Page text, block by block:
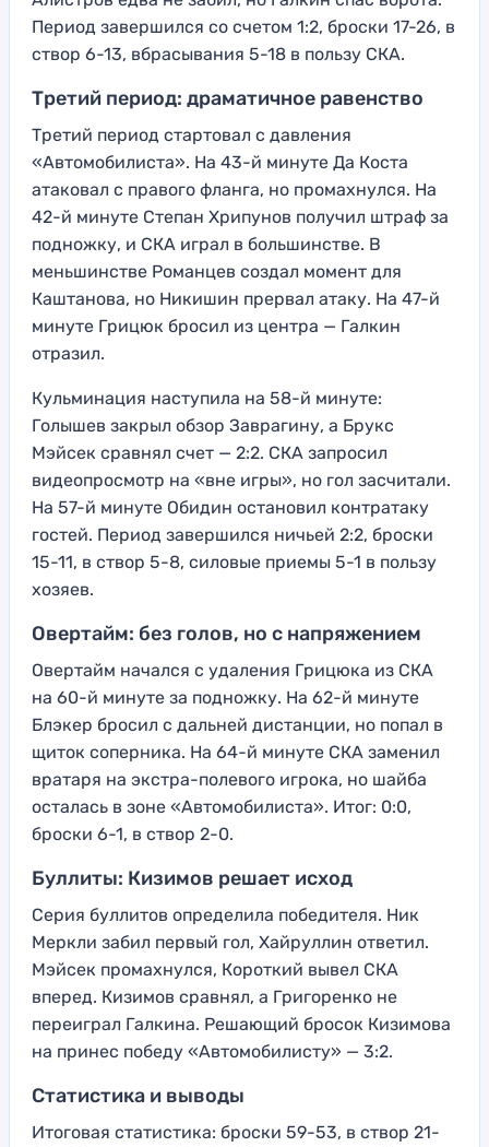
Период завершился со счетом 1:2, броски 17-26, в
створ 6-13, вбрасывания 5-18 в пользу СКА.
Третий период: драматичное равенство
Третий период стартовал с давления
«Автомобилиста». На 43-й минуте Да Коста
атаковал с правого фланга, но промахнулся. На
42-й минуте Степан Хрипунов получил штраф за
подножку, и СКА играл в большинстве. В
меньшинстве Романцев создал момент для
Каштанова, но Никишин прервал атаку. На 47-й
минуте Грицюк бросил из центра — Галкин
отразил.
Кульминация наступила на 58-й минуте:
Голышев закрыл обзор Заврагину, а Брукс
Мэйсек сравнял счет — 2:2. СКА запросил
видеопросмотр на «вне игры», но гол засчитали.
На 57-й минуте Обидин остановил контратаку
гостей. Период завершился ничьей 2:2, броски
15-11, в створ 5-8, силовые приемы 5-1 в пользу
хозяев.
Овертайм: без голов, но с напряжением
Овертайм начался с удаления Грицюка из СКА
на 60-й минуте за подножку. На 62-й минуте
Блэкер бросил с дальней дистанции, но попал в
щиток соперника. На 64-й минуте СКА заменил
вратаря на экстра-полевого игрока, но шайба
осталась в зоне «Автомобилиста». Итог: 0:0,
броски 6-1, в створ 2-0.
Буллиты: Кизимов решает исход
Серия буллитов определила победителя. Ник
Меркли забил первый гол, Хайруллин ответил.
Мэйсек промахнулся, Короткий вывел СКА
вперед. Кизимов сравнял, а Григоренко не
переиграл Галкина. Решающий бросок Кизимова
на принес победу «Автомобилисту» — 3:2.
Статистика и выводы
Итоговая статистика: броски 59-53, в створ 21-